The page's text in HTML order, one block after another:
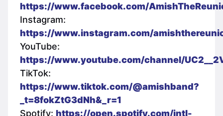
https://www.facebook.com/
Instagram:
https://www.instagram.com/
YouTube:
https://www.youtube.com/channel/
TikTok:
https://www.tiktok.com/@amishband?
_t=8fokZtG3dNh&_r=1
Spotify: https://open.spotify.com/intl-